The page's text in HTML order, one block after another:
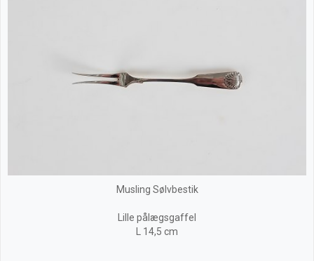
Musling Sølvbestik
Lille pålægsgaffel
L 14,5 cm